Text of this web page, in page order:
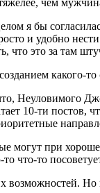
я бы
и удобно нести
что это за там
какого-
Неуловимого
10-ти
могут при
что-то
Но